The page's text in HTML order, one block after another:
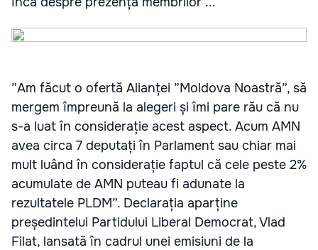
”Am făcut o ofertă Alianței ”Moldova Noastră”, să
mergem împreună la alegeri și îmi pare rău că nu
s-a luat în considerație acest aspect. Acum AMN
avea circa 7 deputați în Parlament sau chiar mai
mult luând în considerație faptul că cele peste 2%
acumulate de AMN puteau fi adunate la
rezultatele PLDM”. Declarația aparține
președintelui Partidului Liberal Democrat, Vlad
Filat, lansată în cadrul unei emisiuni de la